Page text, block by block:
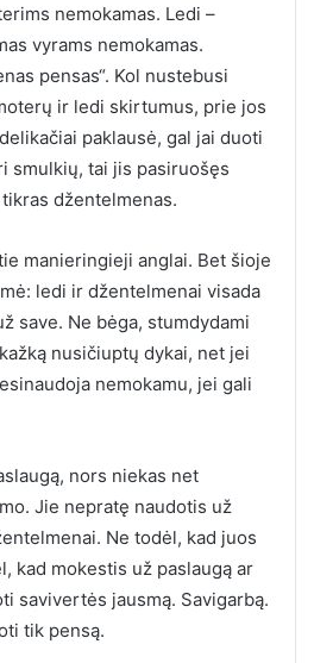
nemokamas. Ledi –
vyrams nemokamas.
pensas“. Kol nustebusi
ir ledi skirtumus, prie jos
paklausė, gal jai duoti
smulkių, tai jis pasiruošęs
džentelmenas.
manieringieji anglai. Bet šioje
ledi ir džentelmenai visada
save. Ne bėga, stumdydami
nusičiuptų dykai, net jei
nemokamu, jei gali
nors niekas net
Jie nepratę naudotis už
Ne todėl, kad juos
kad mokestis už paslaugą ar
savivertės jausmą. Savigarbą.
tik pensą.